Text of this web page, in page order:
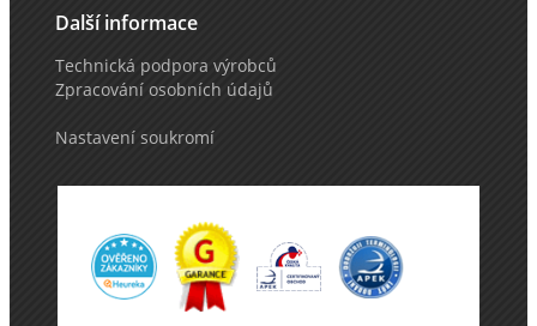
Další informace
Technická podpora výrobců
Zpracování osobních údajů
Nastavení soukromí